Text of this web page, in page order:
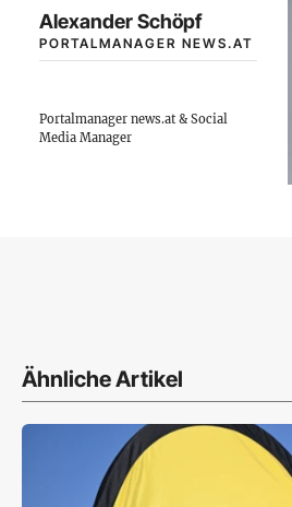
Alexander Schöpf
PORTALMANAGER NEWS.AT
Portalmanager news.at & Social
Media Manager
Ähnliche Artikel